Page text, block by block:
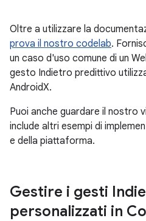
Oltre a utilizzare la
prova il nostro codelab.
un caso d'uso comune di un
gesto Indietro predittivo
AndroidX.
Puoi anche guardare il nostro
include altri esempi di
e della piattaforma.
Gestire i gesti
personalizzati in